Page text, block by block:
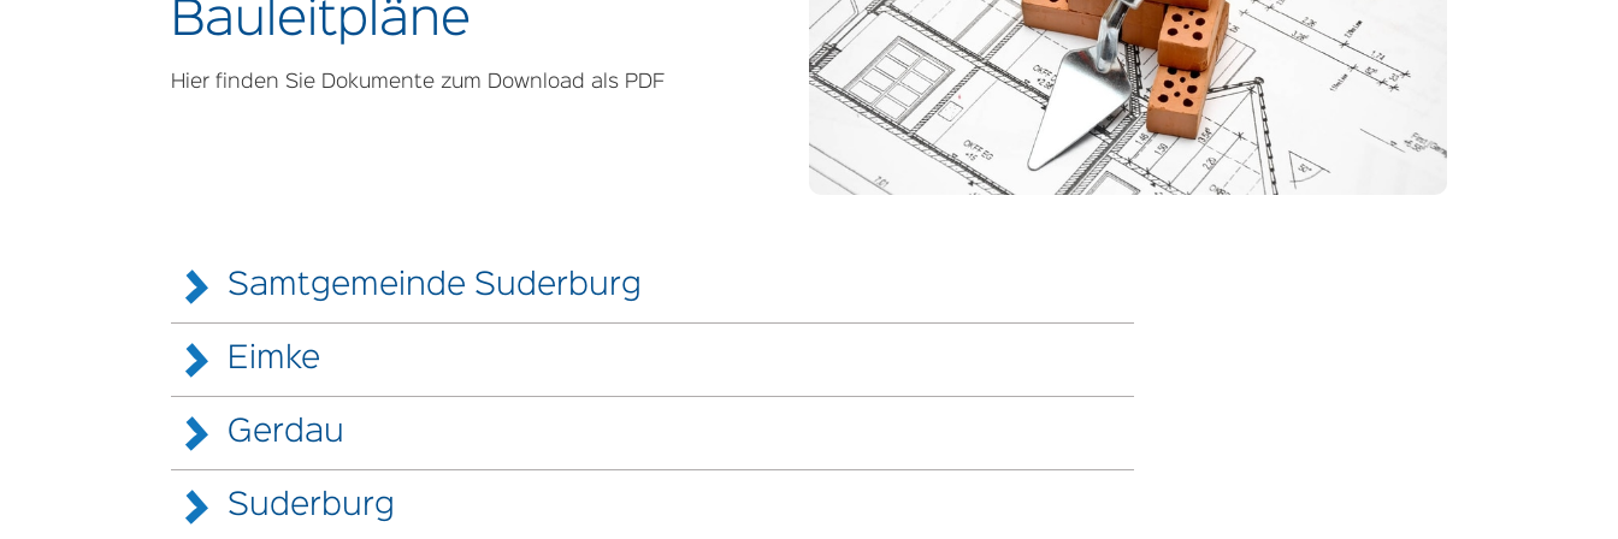
Bauleitpläne
Hier finden Sie Dokumente zum Download als PDF
Samtgemeinde Suderburg
29. Änderung des Flächennutzungsplanes (OT Bargfeld, Gewerbegebiet mit
Grünflächen)
Gewerbegebiet OT Bargfeld
Gewerbegebiet 2 OT Bargfeld
Eimke
Aufstellung des Bebauungsplanes Eimke „Kirchsteigsfeld“ mit örtlicher
Bauvorschrift.
Ausgefertigte Urschrift Bebauungsplan; Planzeichnung, Planzeichenerklärung, Hinweise,
Gerdau
Bebauungsplan Bohlsen „Bohlsener Mühle“ mit örtlicher Bauvorschrift
Suderburg